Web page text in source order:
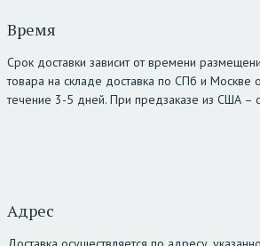
Время
Срок доставки зависит от времени
товара на складе доставка по СПб и Москве
течение 3-5 дней. При предзаказе из США –
Адрес